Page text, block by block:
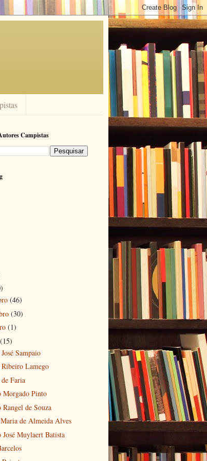
Campistas
(46)
(30)
(1)
(15)
Sampaio
Lamego
Faria
Morgado Pinto
de Souza
de Almeida Alves
Muylaert Batista